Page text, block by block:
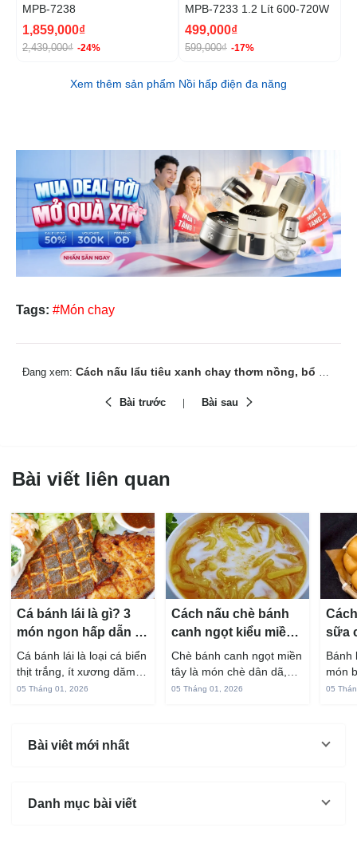
MPB-7238
1,859,000₫
2,439,000₫ -24%
MPB-7233 1.2 Lít 600-720W
499,000₫
599,000₫ -17%
Xem thêm sản phẩm Nồi hấp điện đa năng
Tags: #Món chay
Đang xem: Cách nấu lẩu tiêu xanh chay thơm nồng, bổ dưỡng dễ làm
Bài trước Bài sau
Bài viết liên quan
Cá bánh lái là gì? 3
món ngon hấp dẫn từ
cá bánh lái
Cá bánh lái là loại cá biển
thịt trắng, ít xương dăm,
vị ngọt và rất dễ ăn khi
thể...
05 Tháng 01, 2026
Cách nấu chè bánh
canh ngọt kiểu miền
Tây ngon chuẩn vị
Chè bánh canh ngọt miền
tây là món chè dân dã,
gắn liền với đời sống sinh
05 Tháng 01, 2026
sữa
hấp
Bánh
món
mùi
05
Bài viêt mới nhất
Danh mục bài viết